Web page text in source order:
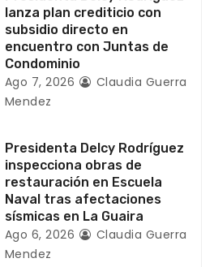
lanza plan crediticio con
subsidio directo en
encuentro con Juntas de
Condominio
Ago 7, 2026
Claudia Guerra
Mendez
Presidenta Delcy Rodríguez
inspecciona obras de
restauración en Escuela
Naval tras afectaciones
sísmicas en La Guaira
Ago 6, 2026
Claudia Guerra
Mendez